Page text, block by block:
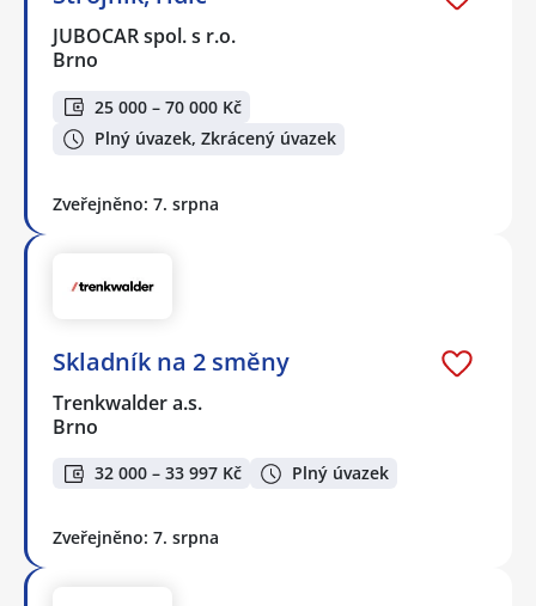
JUBOCAR spol. s r.o.
Brno
25 000 – 70 000 Kč
Plný úvazek, Zkrácený úvazek
Zveřejněno: 7. srpna
Skladník na 2 směny
Trenkwalder a.s.
Brno
32 000 – 33 997 Kč Plný úvazek
Zveřejněno: 7. srpna